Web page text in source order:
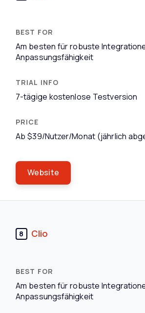
Am besten für robuste
Anpassungsfähigkeit
7-tägige kostenlose Testversion
Ab $39/Nutzer/Monat (jährlich
Website
8 Clio
Am besten für robuste
Anpassungsfähigkeit